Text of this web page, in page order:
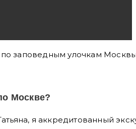
заповедным улочкам
Москве?
я аккредитованный